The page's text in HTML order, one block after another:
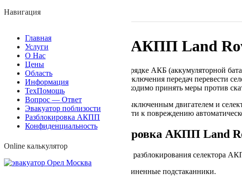
Навигация
Главная
Услуги
О Нас
Цены
Область
Информация
ТехПомощь
Вопрос — Ответ
Эвакуатор поблизости
Разблокировка АКПП
Конфиденциальность
Online калькулятор
+7 (910) 748-17-03
Автотехпомощь online
Разблокировка АКПП Land
Эту процедуру проводят при разрядке АКБ (аккумуляторной
снять блокировку селектора переключения передач
разблокировкой механизма необходимо принять меры против
Внимание! Если автомобиль с выключенным двигателем и
буксировке) то это может привести к повреждению
Аварийная разблокировка АКПП Land
Приспособление для аварийного разблокирования селектора
Снимите аккуратно прорезиненные подстаканники.